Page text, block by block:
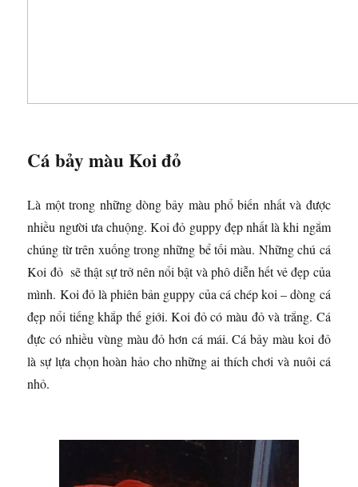
Cá bảy màu Koi đỏ
Là một trong những dòng bảy màu phổ biến nhất và được
nhiều người ưa chuộng. Koi đỏ guppy đẹp nhất là khi ngắm
chúng từ trên xuống trong những bể tối màu. Những chú cá
Koi đỏ sẽ thật sự trở nên nổi bật và phô diễn hết vẻ đẹp của
mình. Koi đỏ là phiên bản guppy của cá chép koi – dòng cá
đẹp nổi tiếng khắp thế giới. Koi đỏ có màu đỏ và trắng. Cá
đực có nhiều vùng màu đỏ hơn cá mái. Cá bảy màu koi đỏ
là sự lựa chọn hoàn hảo cho những ai thích chơi và nuôi cá
nhỏ.